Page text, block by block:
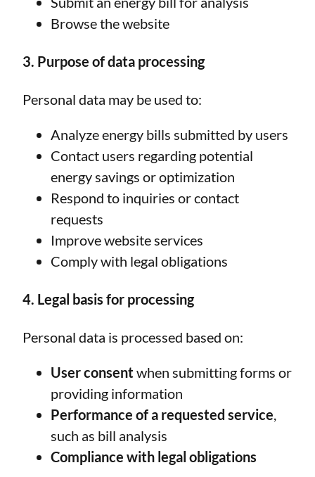
Browse the website
3. Purpose of data processing
Personal data may be used to:
Analyze energy bills submitted by users
Contact users regarding potential
energy savings or optimization
Respond to inquiries or contact
requests
Improve website services
Comply with legal obligations
4. Legal basis for processing
Personal data is processed based on:
User consent when submitting forms or
providing information
Performance of a requested service,
such as bill analysis
Compliance with legal obligations